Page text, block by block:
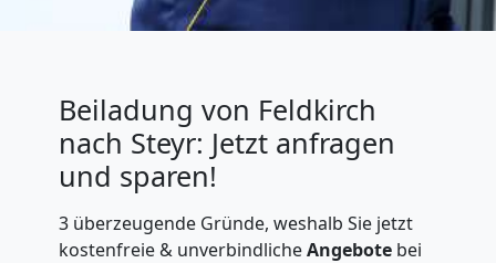
Beiladung von Feldkirch
nach Steyr: Jetzt anfragen
und sparen!
3 überzeugende Gründe, weshalb Sie jetzt
kostenfreie & unverbindlicheAngebote bei